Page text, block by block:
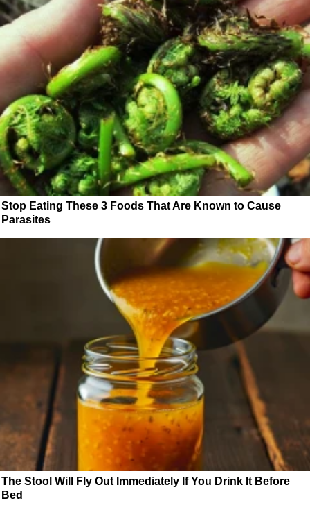
Stop Eating These 3 Foods That Are Known to Cause
Parasites
The Stool Will Fly Out Immediately If You Drink It Before
Bed